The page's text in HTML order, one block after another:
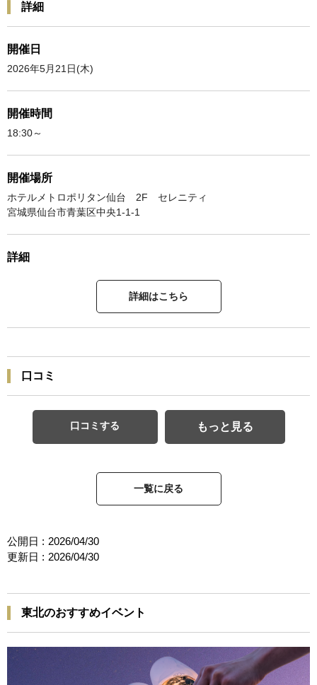
詳細
開催日
2026年5月21日(木)
開催時間
18:30～
開催場所
ホテルメトロポリタン仙台 2F セレニティ
宮城県仙台市青葉区中央1-1-1
詳細
詳細はこちら
口コミ
口コミする もっと見る
一覧に戻る
公開日 : 2026/04/30
更新日 : 2026/04/30
東北のおすすめイベント